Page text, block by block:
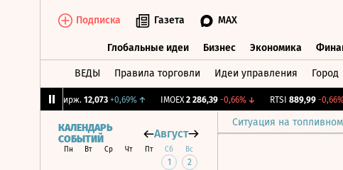
Подписка Газета MAX
Глобальные идеи Бизнес Экономика
ВЕДЫ Правила торговли Идеи управления Город
CNY Бирж. 12,073 +0,69%↑ IMOEX 2 286,39 -0,66%↓ RTSI 889,99 -0,66%
Ситуация на
КАЛЕНДАРЬ
СОБЫТИЙ
Август
Пн Вт Ср Чт Пт Сб Вс
1 2